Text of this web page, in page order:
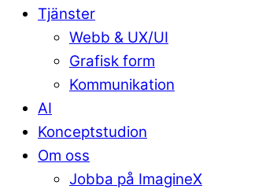
Tjänster
Webb & UX/UI
Grafisk form
Kommunikation
AI
Konceptstudion
Om oss
Jobba på ImagineX